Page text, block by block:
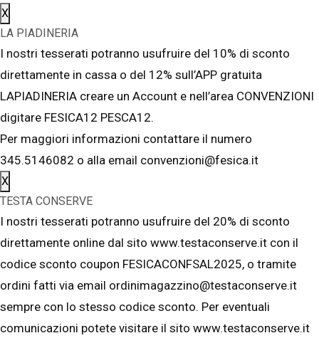
X
LA PIADINERIA
I nostri tesserati potranno usufruire del 10% di sconto
direttamente in cassa o del 12% sull’APP gratuita
LAPIADINERIA creare un Account e nell’area CONVENZIONI
digitare FESICA12 PESCA12.
Per maggiori informazioni contattare il numero
345.5146082 o alla email convenzioni@fesica.it
X
TESTA CONSERVE
I nostri tesserati potranno usufruire del 20% di sconto
direttamente online dal sito www.testaconserve.it con il
codice sconto coupon FESICACONFSAL2025, o tramite
ordini fatti via email ordinimagazzino@testaconserve.it
sempre con lo stesso codice sconto. Per eventuali
comunicazioni potete visitare il sito www.testaconserve.it